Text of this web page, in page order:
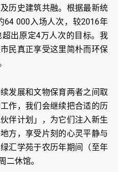
历史建筑共融。根据最新统
64 000入场人次，较2016年
出原定4万人次的目标。我
民真正享受这里简朴而环保
发展和文物保育两者之间取
作，我们会继续把合适的历
伴计划」，为它们注入新生
方，享受片刻的心灵平静与
汇学苑于农历年期间（至年
二休馆。